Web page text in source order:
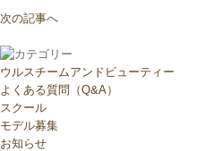
次の記事へ
ウルスチームアンドビューティー
よくある質問（Q&A）
スクール
モデル募集
お知らせ